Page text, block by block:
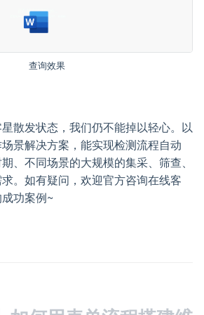
查询效果
散发状态，我们仍不能掉以轻心。以
景解决方案，能实现检测流程自动
、不同场景的大规模的集采、筛查、
。如有疑问，欢迎官方咨询在线客
功案例~